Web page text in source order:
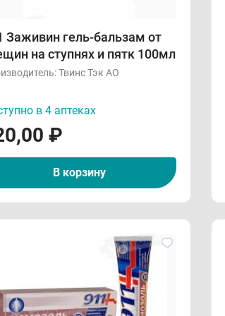
Заживин гель-бальзам от
на ступнях и пятк 100мл
Твинс Тэк АО
в 4 аптеках
₽
В корзину